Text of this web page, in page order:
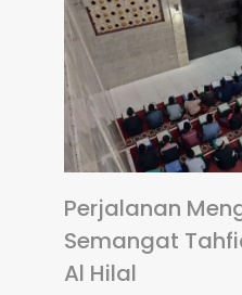
Perjalanan
Semangat
Al Hilal